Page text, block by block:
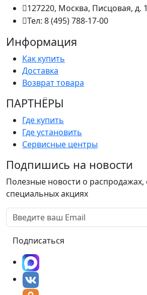
127220, Москва, Писцовая, д.
Тел: 8 (495) 788-17-00
Информация
Как купить
Доставка
Возврат товара
ПАРТНËРЫ
Где купить
Где установить
Сервисные центры
Подпишись на новости
Полезные новости о распродажах,
специальных акциях
Подписаться